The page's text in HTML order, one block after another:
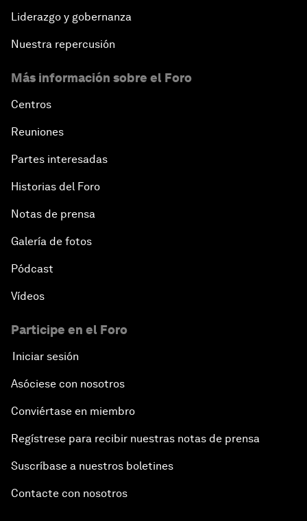
Liderazgo y gobernanza
Nuestra repercusión
Más información sobre el Foro
Centros
Reuniones
Partes interesadas
Historias del Foro
Notas de prensa
Galería de fotos
Pódcast
Vídeos
Participe en el Foro
Iniciar sesión
Asóciese con nosotros
Conviértase en miembro
Regístrese para recibir nuestras notas de prensa
Suscríbase a nuestros boletines
Contacte con nosotros